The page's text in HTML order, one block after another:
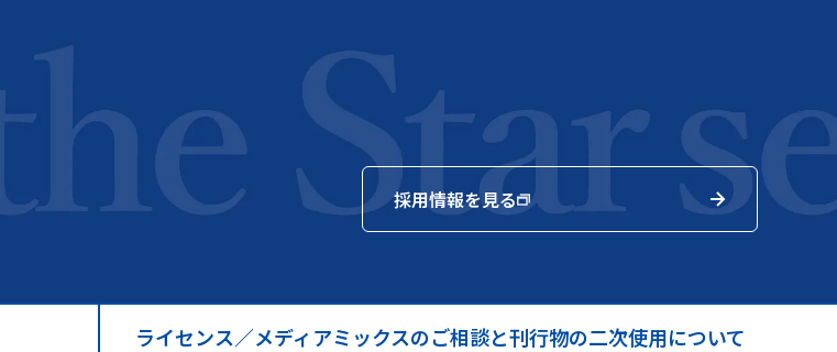
採用情報を見る
ライセンス／メディアミックスのご相談と刊行物の二次使用について